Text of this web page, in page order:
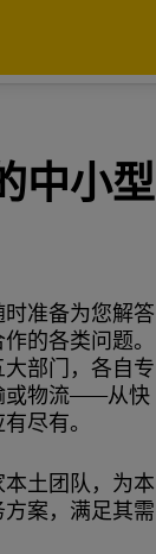
中小型
准备为您解答
的各类问题。
部门，各自专
或物流——从快
尽有。
土团队，为本
案，满足其需